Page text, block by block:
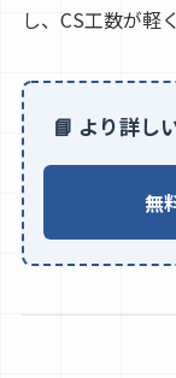
し、CS工数が軽
📘 より詳し
無